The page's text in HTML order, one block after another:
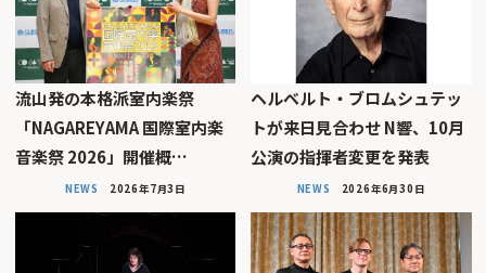
流山発の本格派室内楽祭
「NAGAREYAMA 国際室内楽
音楽祭 2026」開催概…
NEWS 2026年7月3日
ヘルベルト・ブロムシュテッ
トが来日見合わせ N響、10月
公演の指揮者変更を発表
NEWS 2026年6月30日